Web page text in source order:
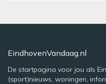
EindhovenVandaag.nl
De startpagina voor jou als
(sport)nieuws, woningen,